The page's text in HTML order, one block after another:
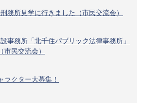
務所見学に行きました（市民交流会）
事務所「北千住パブリック法律事務所」
民交流会）
ラクター大募集！